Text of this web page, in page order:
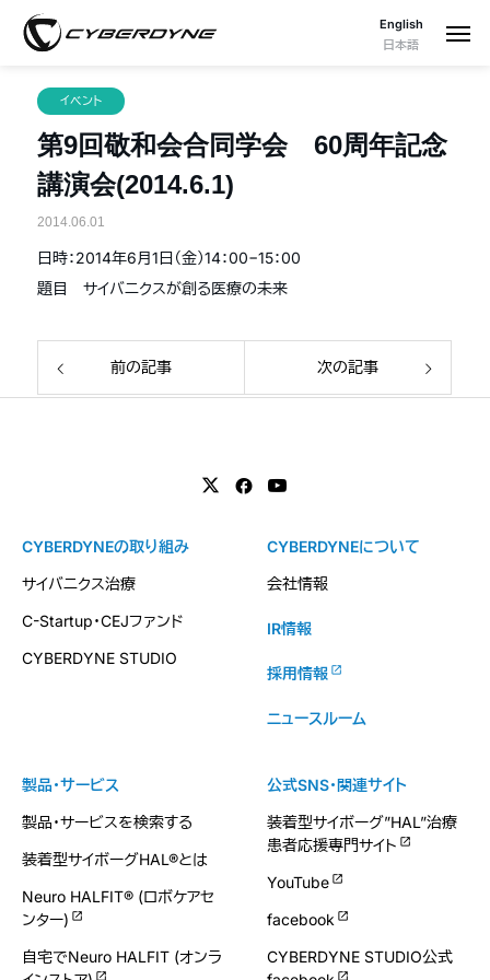
English
日本語
イベント
第9回敬和会合同学会 60周年記念
講演会(2014.6.1)
2014.06.01
日時：2014年6月1日（金）14：00−15：00
題目 サイバニクスが創る医療の未来
前の記事 次の記事
製品・サービス
製品・サービスを検索する
装着型サイボーグHAL®とは
Neuro HALFIT® (ロボケアセ
ンター)
自宅でNeuro HALFIT (オンラ
CYBERDYNEの取り組み
サイバニクス治療
C-Startup・CEJファンド
CYBERDYNE STUDIO
CYBERDYNEについて
会社情報
IR情報
採用情報
ニュースルーム
公式SNS・関連サイト
装着型サイボーグ”HAL”治療
患者応援専門サイト
YouTube
facebook
CYBERDYNE STUDIO公式